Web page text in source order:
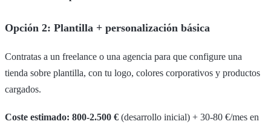
Opción 2: Plantilla + personalización básica
Contratas a un freelance o una agencia para que configure una
tienda sobre plantilla, con tu logo, colores corporativos y productos
cargados.
Coste estimado: 800-2.500 € (desarrollo inicial) + 30-80 €/mes en